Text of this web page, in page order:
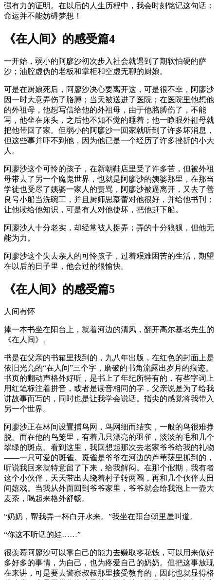
强有力的证明。在以后的人生历程中，我会时刻铭记这句话：
命运并不能妨碍梦想！
《在人间》的感受篇4
一开始，弱小的阿廖沙初次步入社会就遇到了期软怕硬的萨
沙；油腔虚伪的老板和掌柜和空虚无聊的厨娘。
可是在厨娘死后，阿廖沙决心要离开这，可是很不幸，阿廖沙
因一时大意弄伤了胳膊；当天被送进了医院；在医院里他想他
的外祖母，他想写信给他的外祖母，由于他胳膊伤了，不能
写，他坐在床头，之后他不知不觉的睡着；他一睁眼外祖母就
把他带回了家。但弱小的阿廖沙一回家就听到了许多坏消息，
但这些事并吓不到他，因为他已是一个经历了许多挫折的小大
人。
阿廖沙这个可怜的孩子，在新朝鞋店里受了许多苦，但被外祖
母带去了另一个魔鬼世界，也就是阿廖沙的姨婆那里，在那当
学徒也受尽了姨婆一家人的责骂，阿廖沙被逼离开，又去了善
良号小船当洗碗工，并且厨师思慕蕾对他很好，并给他书刊；
让他读给他知识，可是有人对他使坏，把他赶下船。
阿廖沙人十分老实，却经常被人捉弄；弄的十分狼狈，但他无
能为力。
阿廖沙这个失去亲人的可怜孩子，过着艰难困苦的生活，期望
在以后的日子里，他会过的很愉快。
《在人间》的感受篇5
人间有怀
捧一本书坐在阳台上，就着河边的清风，翻开高尔基老先生的
《在人间》。
书是在父亲的书箱里找到的，九八年出版，在红色的封面上是
依旧光亮的“在人间”三个字，磨破的书角流露出岁月的痕迹。
书页的翻动声格外好听，是书上了年纪所特有的，有些字词上
用红笔标注着拼音，或者是读音相同的字，父亲说是为了给我
讲故事而写的，同时也是让我学会说话。指尖的感觉将我带入
另一个世界。
阿廖沙正在林间设置捕鸟网，鸟网细而结实，一般的鸟很难挣
脱。而在他的鸟笼里，有着几只漂亮的羽雀，淡淡的毛和几个
翠绿的斑点。看到这里，我回想起那次去老家爷爷给我的礼物
——一只可爱的斑雀。斑雀是爷爷在河边的芦苇荡里抓到的，
听说我回来就特意留了下来，给我解闷。在那个假期，我有者
这个小伙伴，天天带出去绕着村子转两圈，再和几个伙伴去田
间嬉戏。当我从外面回到爷爷家里，爷爷就会给我泡上一壶大
麦茶，喝起来格外舒畅。
“奶奶，帮我弄一杯白开水来。”我坐在阳台朝里屋叫道。
“你这不听话的娃……”
很羡慕阿廖沙可以靠自己的能力去赚取零花钱，可以用来做好
多好多的事情，为自己，也为疼爱自己的奶奶。但把这事放现
在来讲，可是要去警察叔叔那里接受教育的，因此也就显得格